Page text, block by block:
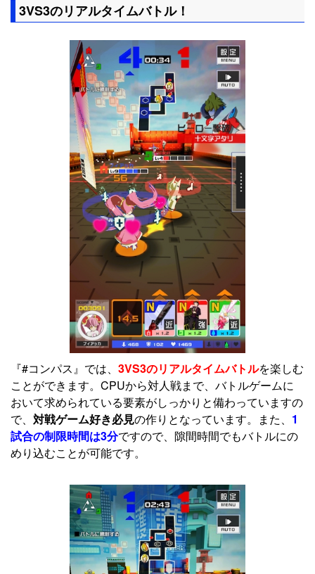
3VS3のリアルタイムバトル！
『#コンパス』では、 3VS3のリアルタイムバトルを楽しむ
ことができます。CPUから対人戦まで、バトルゲームに
おいて求められている要素がしっかりと備わっていますの
で、 対戦ゲーム好き必見の作りとなっています。また、 1
試合の制限時間は3分ですので、隙間時間でもバトルにの
めり込むことが可能です。